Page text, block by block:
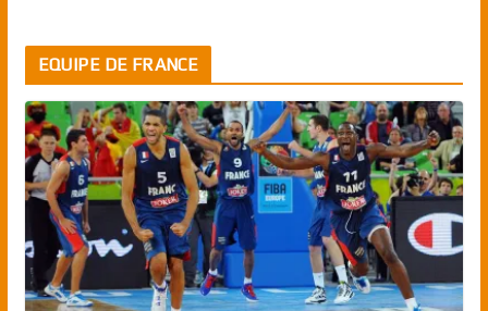
EQUIPE DE FRANCE